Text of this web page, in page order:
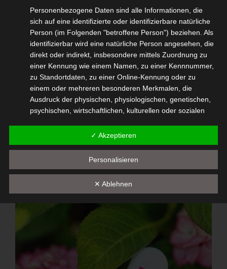
Personenbezogene Daten sind alle Informationen, die
sich auf eine identifizierte oder identifizierbare natürliche
Person (im Folgenden "betroffene Person") beziehen. Als
identifizierbar wird eine natürliche Person angesehen, die
direkt oder indirekt, insbesondere mittels Zuordnung zu
einer Kennung wie einem Namen, zu einer Kennnummer,
zu Standortdaten, zu einer Online-Kennung oder zu
einem oder mehreren besonderen Merkmalen, die
Ausdruck der physischen, physiologischen, genetischen,
psychischen, wirtschaftlichen, kulturellen oder sozialen
b) betroffene Person
Betroffene Person ist jede identifizierte oder
Verantwortlichen verarbeitet werden.
c) Verarbeitung
Verarbeitung ist jeder mit oder ohne Hilfe automatisierter
Verfahren ausgeführte Vorgang oder jede solche
Vorgangsreihe im Zusammenhang mit
✓ Akzeptieren
Personalisieren
✕ Ablehnen